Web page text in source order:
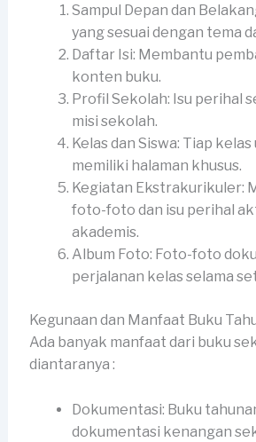
Sampul Depan dan
yang sesuai dengan tema
Daftar Isi: Membantu
konten buku.
Profil Sekolah: Isu perihal
misi sekolah.
Kelas dan Siswa: Tiap kelas
memiliki halaman khusus.
Kegiatan Ekstrakurikuler:
foto-foto dan isu perihal
akademis.
Album Foto: Foto-foto
perjalanan kelas selama
Kegunaan dan Manfaat Buku
Ada banyak manfaat dari buku
diantaranya :
Dokumentasi: Buku
dokumentasi kenangan